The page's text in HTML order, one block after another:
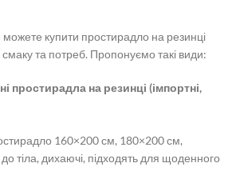
можете купити простирадло на резинці
смаку та потреб. Пропонуємо такі види:
простирадла на резинці (імпортні,
160×200 см, 180×200 см,
тіла, дихаючі, підходять для щоденного